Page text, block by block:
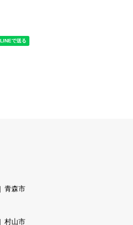
青森市
村山市